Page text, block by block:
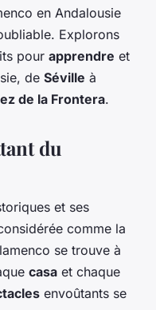
en Andalousie
Explorons
pour apprendre et
de Séville à
de la Frontera.
du
et ses
comme la
se trouve à
casa et chaque
envoûtants se